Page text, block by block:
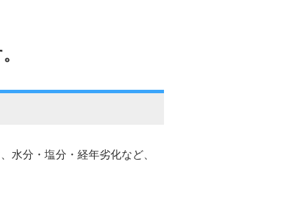
水分・塩分・経年劣化など、